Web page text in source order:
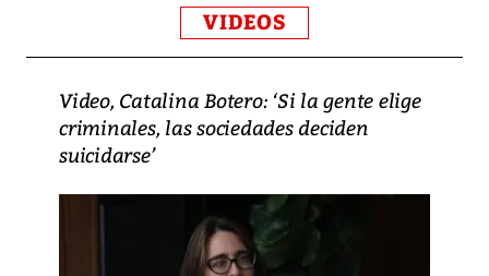
VIDEOS
Video, Catalina Botero: ‘Si la gente elige
criminales, las sociedades deciden
suicidarse’